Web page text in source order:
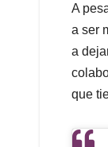
A
p
p
A
a ser
a
que